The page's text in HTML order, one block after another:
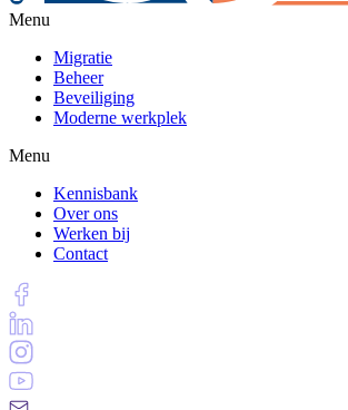
Menu
Migratie
Beheer
Beveiliging
Moderne werkplek
Menu
Kennisbank
Over ons
Werken bij
Contact